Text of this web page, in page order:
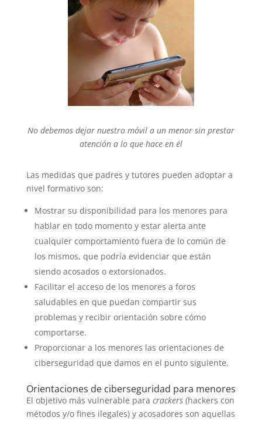
No debemos dejar nuestro móvil a un menor sin prestar
atención a lo que hace en él
Las medidas que padres y tutores pueden adoptar a
nivel formativo son:
Mostrar su disponibilidad para los menores para
hablar en todo momento y estar alerta ante
cualquier comportamiento fuera de lo común de
los mismos, que podría evidenciar que están
siendo acosados o extorsionados.
Facilitar el acceso de los menores a foros
saludables en que puedan compartir sus
problemas y recibir orientación sobre cómo
comportarse.
Proporcionar a los menores las orientaciones de
ciberseguridad que damos en el punto siguiente.
Orientaciones de ciberseguridad para menores
El objetivo más vulnerable para crackers (hackers con
métodos y/o fines ilegales) y acosadores son aquellas